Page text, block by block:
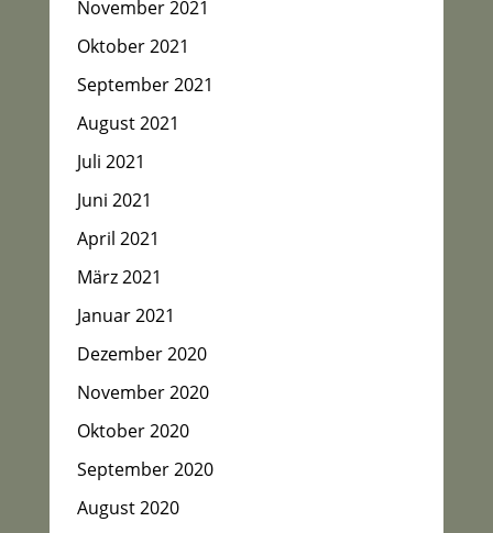
November 2021
Oktober 2021
September 2021
August 2021
Juli 2021
Juni 2021
April 2021
März 2021
Januar 2021
Dezember 2020
November 2020
Oktober 2020
September 2020
August 2020